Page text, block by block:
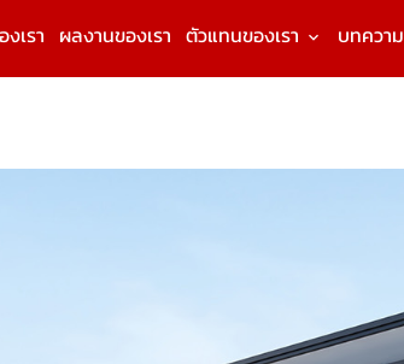
เรา ผลงานของเรา ตัวแทนของเรา บทความ